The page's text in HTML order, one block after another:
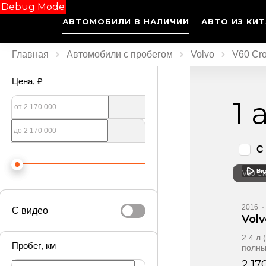
Debug Mode
АВТОМОБИЛИ В НАЛИЧИИ АВТО ИЗ
Главная Автомобили с пробегом Volvo V60
Цена, ₽
С видео
Пробег, км
1
V60
С
2016 ·
2.4 л